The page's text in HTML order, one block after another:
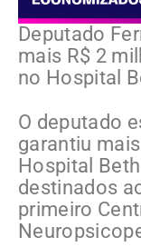
Deputado
mais R$ 2
no Hospital
O deputado
garantiu
Hospital
destinados
primeiro